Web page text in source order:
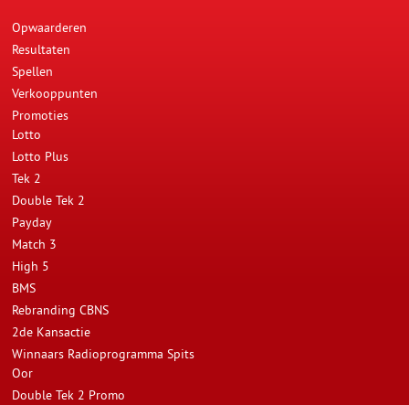
Opwaarderen
Resultaten
Spellen
Verkooppunten
Promoties
Lotto
Lotto Plus
Tek 2
Double Tek 2
Payday
Match 3
High 5
BMS
Rebranding CBNS
2de Kansactie
Winnaars Radioprogramma Spits
Oor
Double Tek 2 Promo